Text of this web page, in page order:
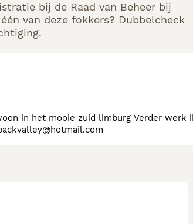
bij de Raad van Beheer bij
van deze fokkers? Dubbelcheck
zuid limburg Verder werk ik